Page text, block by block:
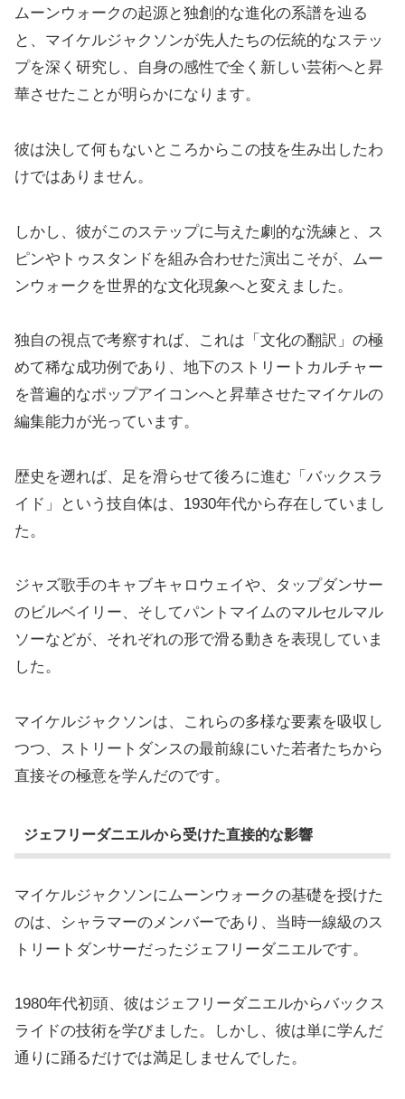
ムーンウォークの起源と独創的な進化の系譜を辿る
と、マイケルジャクソンが先人たちの伝統的なステッ
プを深く研究し、自身の感性で全く新しい芸術へと昇
華させたことが明らかになります。
彼は決して何もないところからこの技を生み出したわ
けではありません。
しかし、彼がこのステップに与えた劇的な洗練と、ス
ピンやトゥスタンドを組み合わせた演出こそが、ムー
ンウォークを世界的な文化現象へと変えました。
独自の視点で考察すれば、これは「文化の翻訳」の極
めて稀な成功例であり、地下のストリートカルチャー
を普遍的なポップアイコンへと昇華させたマイケルの
編集能力が光っています。
歴史を遡れば、足を滑らせて後ろに進む「バックスラ
イド」という技自体は、1930年代から存在していまし
た。
ジャズ歌手のキャブキャロウェイや、タップダンサー
のビルベイリー、そしてパントマイムのマルセルマル
ソーなどが、それぞれの形で滑る動きを表現していま
した。
マイケルジャクソンは、これらの多様な要素を吸収し
つつ、ストリートダンスの最前線にいた若者たちから
直接その極意を学んだのです。
ジェフリーダニエルから受けた直接的な影響
マイケルジャクソンにムーンウォークの基礎を授けた
のは、シャラマーのメンバーであり、当時一線級のス
トリートダンサーだったジェフリーダニエルです。
1980年代初頭、彼はジェフリーダニエルからバックス
ライドの技術を学びました。しかし、彼は単に学んだ
通りに踊るだけでは満足しませんでした。